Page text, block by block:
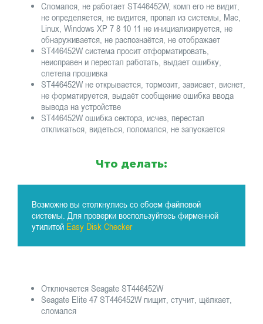
Сломался, не работает ST446452W, комп его не видит,
не определяется, не видится, пропал из системы, Mac,
Linux, Windows XP 7 8 10 11 не инициализируется, не
обнаруживается, не распознаётся, не отображает
ST446452W система просит отформатировать,
неисправен и перестал работать, выдает ошибку,
слетела прошивка
ST446452W не открывается, тормозит, зависает, виснет,
не форматируется, выдаёт сообщение ошибка ввода
вывода на устройстве
ST446452W ошибка сектора, исчез, перестал
откликаться, видеться, поломался, не запускается
Что делать:
Возможно вы столкнулись со сбоем файловой
системы. Для проверки воспользуйтесь фирменной
утилитой Easy Disk Checker
Отключается Seagate ST446452W
Seagate Elite 47 ST446452W пищит, стучит, щёлкает,
сломался